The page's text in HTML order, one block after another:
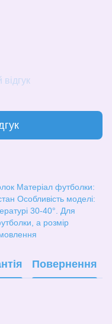
Матеріал футболки:
Особливість моделі:
30-40°. Для
а розмір
Повернення